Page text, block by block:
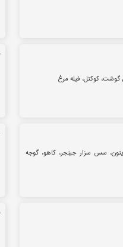
گوشت، کوکتل، فیله مرغ
سس سزار جینجر، کاهو، گوجه